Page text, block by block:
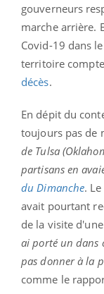
gouverneurs
marche arrière.
Covid-19 dans
territoire compte
décès.
En dépit du
toujours pas de
de Tulsa
partisans en
du Dimanche.
avait pourtant
de la visite
ai porté un dans
pas donner à la
comme le